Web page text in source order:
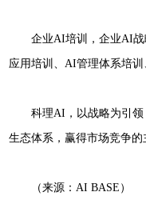
企业AI培训，企业AI战
应用培训、AI管理体系培
科理AI，以战略为引领
生态体系，赢得市场竞争的
（来源：AI BASE）